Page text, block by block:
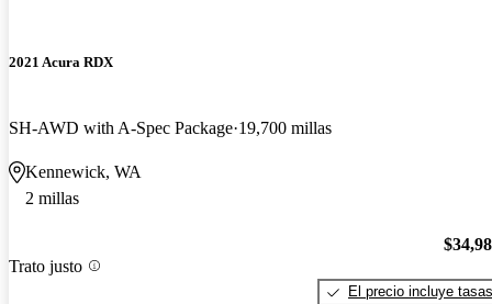
2021 Acura RDX
SH-AWD with A-Spec Package 19,700 millas
Kennewick, WA
2 millas
Trato justo
El precio incluye tasas